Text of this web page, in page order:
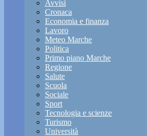
Avvisi
Cronaca
Economia e finanza
Lavoro
Meteo Marche
Politica
Primo piano Marche
Regione
Salute
Scuola
Sociale
Sport
Tecnologia e scienze
Turismo
Università